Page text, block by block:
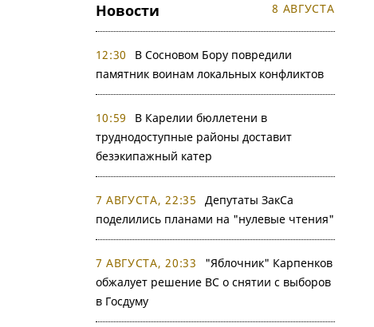
Новости 8 АВГУСТА
12:30
В Сосновом Бору повредили
памятник воинам локальных конфликтов
10:59
В Карелии бюллетени в
труднодоступные районы доставит
безэкипажный катер
7 АВГУСТА, 22:35
Депутаты ЗакСа
поделились планами на "нулевые чтения"
7 АВГУСТА, 20:33
"Яблочник" Карпенков
обжалует решение ВС о снятии с выборов
в Госдуму